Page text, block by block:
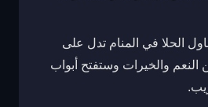
الحلا في المنام تدل على
النعم والخيرات وستفتح أبواب